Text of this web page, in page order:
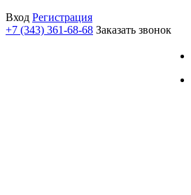
Вход Регистрация
+7 (343) 361-68-68 Заказать звонок